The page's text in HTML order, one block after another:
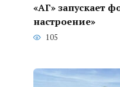
«АГ» запускает
настроение»
105